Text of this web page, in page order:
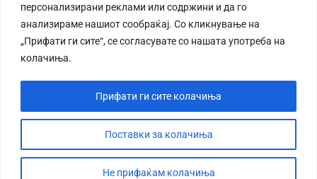
персонализирани реклами или содржини и да го
анализираме нашиот сообраќај. Со кликнување на
„Прифати ги сите“, се согласувате со нашата употреба на
колачиња.
Поставки за колачиња
Не прифаќам колачиња
Прифати ги сите колачиња